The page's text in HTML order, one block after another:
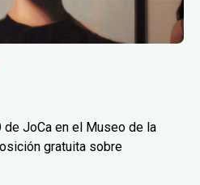
de JoCa en el Museo de la
gratuita sobre